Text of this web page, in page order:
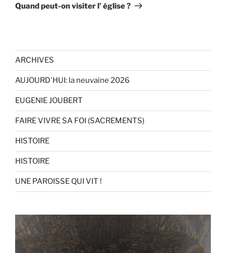
suivant
Quand peut-on visiter l’ église ?
ARCHIVES
AUJOURD'HUI: la neuvaine 2026
EUGENIE JOUBERT
FAIRE VIVRE SA FOI (SACREMENTS)
HISTOIRE
HISTOIRE
UNE PAROISSE QUI VIT !